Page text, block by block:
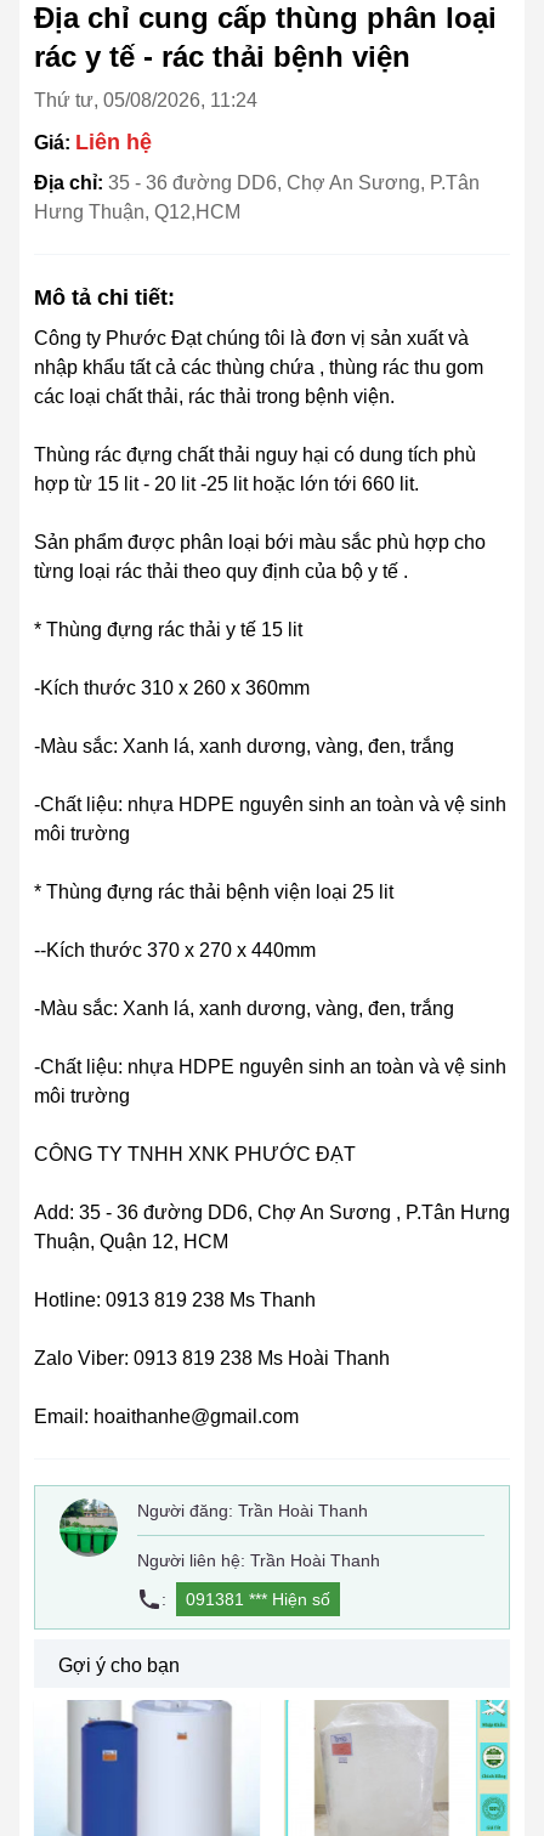
Địa chỉ cung cấp thùng phân loại
rác y tế - rác thải bệnh viện
Thứ tư, 05/08/2026, 11:24
Giá: Liên hệ
Địa chỉ: 35 - 36 đường DD6, Chợ An Sương, P.Tân
Hưng Thuận, Q12,HCM
Mô tả chi tiết:
Công ty Phước Đạt chúng tôi là đơn vị sản xuất và
nhập khẩu tất cả các thùng chứa , thùng rác thu gom
các loại chất thải, rác thải trong bệnh viện.
Thùng rác đựng chất thải nguy hại có dung tích phù
hợp từ 15 lit - 20 lit -25 lit hoặc lớn tới 660 lit.
Sản phẩm được phân loại bới màu sắc phù hợp cho
từng loại rác thải theo quy định của bộ y tế .
* Thùng đựng rác thải y tế 15 lit
-Kích thước 310 x 260 x 360mm
-Màu sắc: Xanh lá, xanh dương, vàng, đen, trắng
-Chất liệu: nhựa HDPE nguyên sinh an toàn và vệ sinh
môi trường
* Thùng đựng rác thải bệnh viện loại 25 lit
--Kích thước 370 x 270 x 440mm
-Màu sắc: Xanh lá, xanh dương, vàng, đen, trắng
-Chất liệu: nhựa HDPE nguyên sinh an toàn và vệ sinh
môi trường
CÔNG TY TNHH XNK PHƯỚC ĐẠT
Add: 35 - 36 đường DD6, Chợ An Sương , P.Tân Hưng
Thuận, Quận 12, HCM
Hotline: 0913 819 238 Ms Thanh
Zalo Viber: 0913 819 238 Ms Hoài Thanh
Email: hoaithanhe@gmail.com
Người đăng: Trần Hoài Thanh
Người liên hệ: Trần Hoài Thanh
:
091381 *** Hiện số
Gợi ý cho bạn